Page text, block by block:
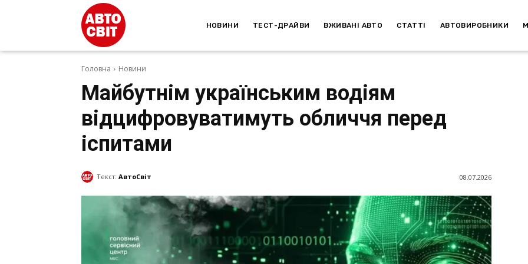
НОВИНИ ТЕСТ-ДРАЙВИ ВЖИВАНІ АВТО СТАТТІ АВТОВИРОБНИКИ
Головна Новини
Майбутнім українським водіям
відцифровуватимуть обличчя перед
іспитами
Текст: АвтоСвіт 08.07.2026